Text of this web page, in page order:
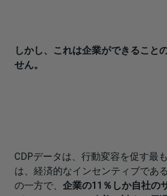
しかし、これは企業ができること
せん。
CDPデータは、行動変容を促す最
は、経済的なインセンティブであ
の一方で、 企業の11％しか自社の